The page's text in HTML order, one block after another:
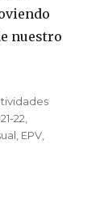
nuestro
22
EPV